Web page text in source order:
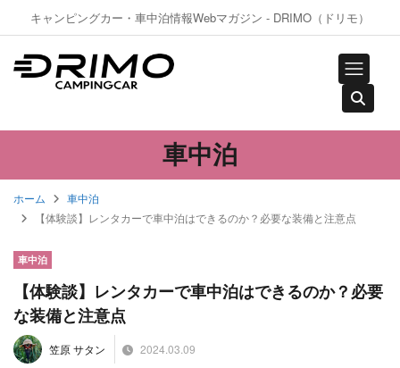
キャンピングカー・車中泊情報Webマガジン - DRIMO（ドリモ）
車中泊
ホーム
車中泊
【体験談】レンタカーで車中泊はできるのか？必要な装備と注意点
車中泊
【体験談】レンタカーで車中泊はできるのか？必要
な装備と注意点
笠原 サタン 2024.03.09